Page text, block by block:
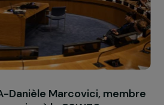
du Groupe RAJA
Danièle Marcovici